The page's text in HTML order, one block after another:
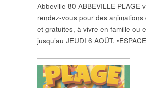
Abbeville 80 ABBEVILLE PLAGE
rendez-vous pour des animations
et gratuites, à vivre en famille ou
jusqu’au JEUDI 6 AOÛT.